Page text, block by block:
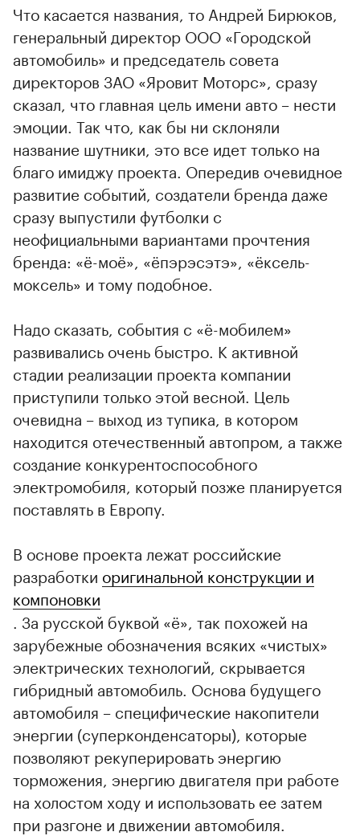
Что касается названия, то Андрей Бирюков,
генеральный директор ООО «Городской
автомобиль» и председатель совета
директоров ЗАО «Яровит Моторс», сразу
сказал, что главная цель имени авто – нести
эмоции. Так что, как бы ни склоняли
название шутники, это все идет только на
благо имиджу проекта. Опередив очевидное
развитие событий, создатели бренда даже
сразу выпустили футболки с
неофициальными вариантами прочтения
бренда: «ё-моё», «ёпэрэсэтэ», «ёксель-
моксель» и тому подобное.
Надо сказать, события с «ё-мобилем»
развивались очень быстро. К активной
стадии реализации проекта компании
приступили только этой весной. Цель
очевидна – выход из тупика, в котором
находится отечественный автопром, а также
создание конкурентоспособного
электромобиля, который позже планируется
поставлять в Европу.
В основе проекта лежат российские
разработки оригинальной конструкции и
компоновки
00:00 / 00:00
. За русской буквой «ё», так похожей на
зарубежные обозначения всяких «чистых»
электрических технологий, скрывается
гибридный автомобиль. Основа будущего
автомобиля – специфические накопители
энергии (суперконденсаторы), которые
позволяют рекуперировать энергию
торможения, энергию двигателя при работе
на холостом ходу и использовать ее затем
при разгоне и движении автомобиля.